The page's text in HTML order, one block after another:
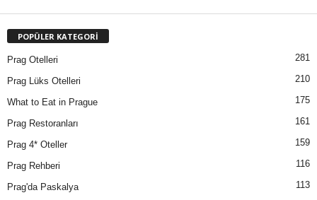
POPÜLER KATEGORİ
Prag Otelleri 281
Prag Lüks Otelleri 210
What to Eat in Prague 175
Prag Restoranları 161
Prag 4* Oteller 159
Prag Rehberi 116
Prag'da Paskalya 113